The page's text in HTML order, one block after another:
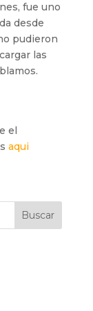
fue uno
desde
pudieron
las
el
aqui